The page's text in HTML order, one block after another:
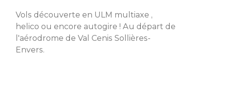
Vols découverte en ULM multiaxe ,
helico ou encore autogire ! Au départ de
l'aérodrome de Val Cenis Sollières-
Envers.